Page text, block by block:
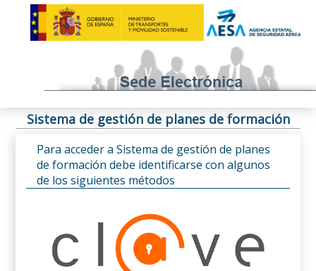
Sistema de gestión de planes de formación
Para acceder a Sistema de gestión de planes
de formación debe identificarse con algunos
de los siguientes métodos